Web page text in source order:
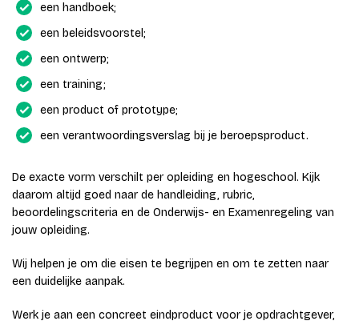
een handboek;
een beleidsvoorstel;
een ontwerp;
een training;
een product of prototype;
een verantwoordingsverslag bij je beroepsproduct.
De exacte vorm verschilt per opleiding en hogeschool. Kijk
daarom altijd goed naar de handleiding, rubric,
beoordelingscriteria en de Onderwijs- en Examenregeling van
jouw opleiding.
Wij helpen je om die eisen te begrijpen en om te zetten naar
een duidelijke aanpak.
Werk je aan een concreet eindproduct voor je opdrachtgever,